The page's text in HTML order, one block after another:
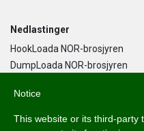
Nedlastinger
HookLoada NOR-brosjyren
DumpLoada NOR-brosjyren
Notice
This website or its third-party